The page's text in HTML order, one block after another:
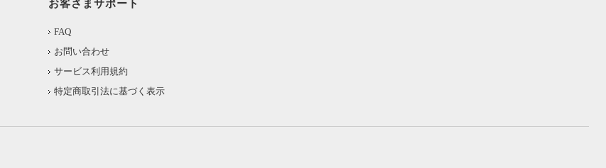
お客さまサポート
FAQ
お問い合わせ
サービス利用規約
特定商取引法に基づく表示